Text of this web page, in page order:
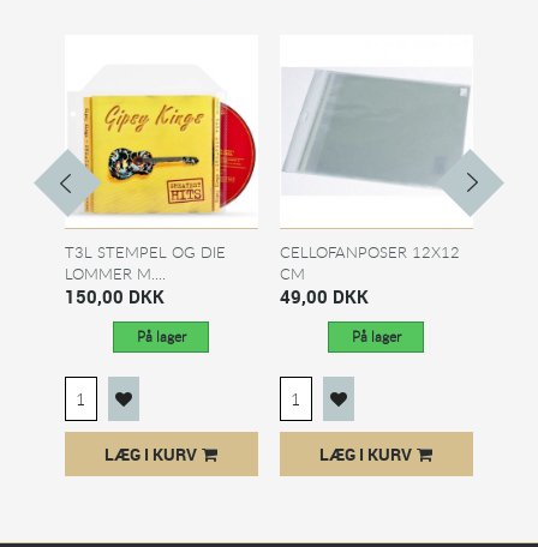
T3L STEMPEL OG DIE
LOMMER M....
150,00 DKK
På lager
LÆG I KURV
CELLOFANPOSER 12X12
CM
49,00 DKK
På lager
LÆG I KURV